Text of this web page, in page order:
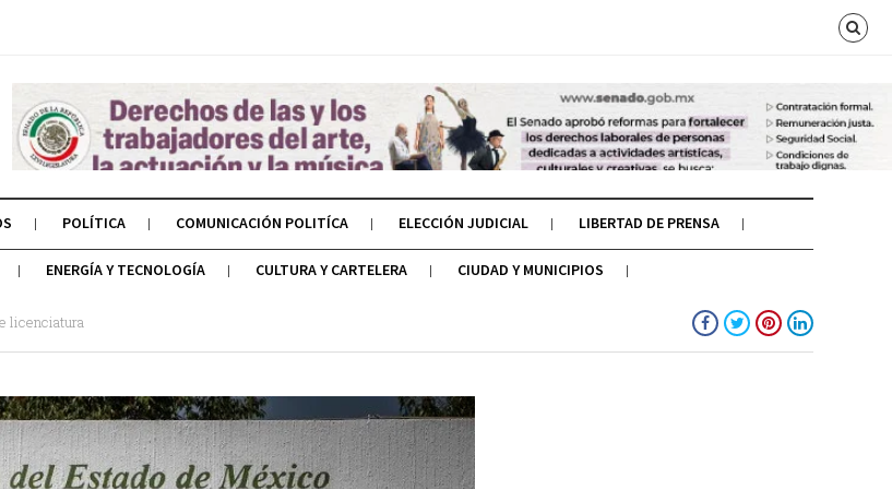
POLÍTICA COMUNICACIÓN POLITÍCA ELECCIÓN JUDICIAL LIBERTAD DE PRENSA
ENERGÍA Y TECNOLOGÍA CULTURA Y CARTELERA CIUDAD Y MUNICIPIOS
licenciatura